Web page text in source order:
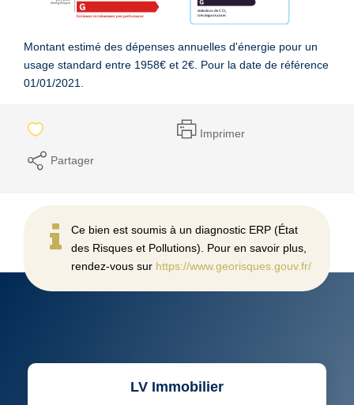
Montant estimé des dépenses annuelles d'énergie pour un
usage standard entre 1958€ et 2€. Pour la date de référence
01/01/2021.
Imprimer
Partager
Ce bien est soumis à un diagnostic ERP (État
des Risques et Pollutions). Pour en savoir plus,
rendez-vous sur https://www.georisques.gouv.fr/
LV Immobilier